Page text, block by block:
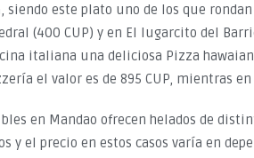
este plato uno de los que rondan
(400 CUP) y en El lugarcito del
italiana una deliciosa Pizza
el valor es de 895 CUP, mientras
en Mandao ofrecen helados de
y el precio en estos casos varía en